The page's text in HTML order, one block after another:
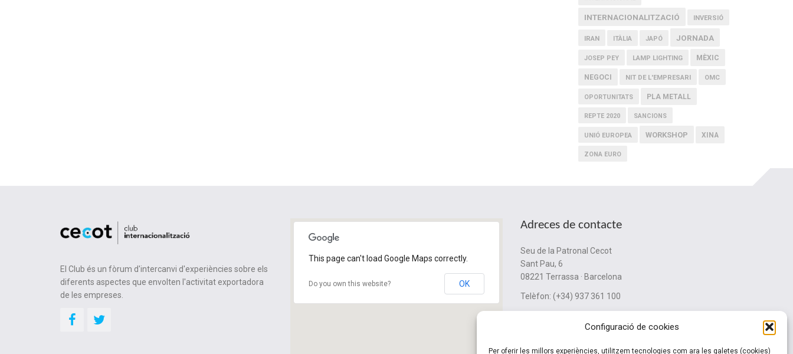
Configuració de cookies
Per oferir les millors experiències, utilitzem tecnologies com ara les galetes (cookies)
INTERNACIONALITZACIÓ INVERSIÓ
IRAN ITÀLIA JAPÓ JORNADA
JOSEP PEY LAMP LIGHTING MÈXIC
NEGOCI NIT DE L'EMPRESARI OMC
OPORTUNITATS PLA METALL
REPTE 2020 SANCIONS
UNIÓ EUROPEA WORKSHOP XINA
ZONA EURO
El Club és un fòrum d'intercanvi d'experiències sobre els
diferents aspectes que envolten l'activitat exportadora
de les empreses.
This page can't load Google Maps correctly.
Do you own this website? OK
Adreces de contacte
Seu de la Patronal Cecot
Sant Pau, 6
08221 Terrassa · Barcelona
Telèfon: (+34) 937 361 100